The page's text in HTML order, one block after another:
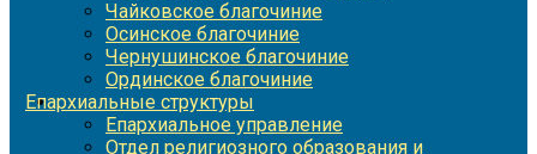
Чайковское благочиние
Осинское благочиние
Чернушинское благочиние
Ординское благочиние
Епархиальные структуры
Епархиальное управление
Отдел религиозного образования и